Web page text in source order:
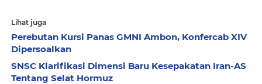
Lihat juga
Perebutan Kursi Panas GMNI Ambon, Konfercab XIV
Dipersoalkan
SNSC Klarifikasi Dimensi Baru Kesepakatan Iran-AS
Tentang Selat Hormuz